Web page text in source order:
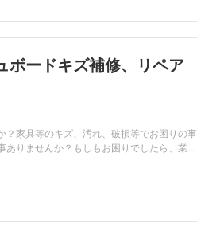
ボードキズ補修、リペア
家具等のキズ、汚れ、破損等でお困りの事
りませんか？もしもお困りでしたら、業